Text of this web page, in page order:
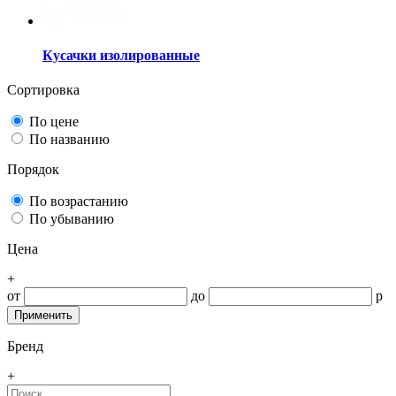
Кусачки изолированные
Сортировка
По цене
По названию
Порядок
По возрастанию
По убыванию
Цена
+
от
до р
Бренд
+